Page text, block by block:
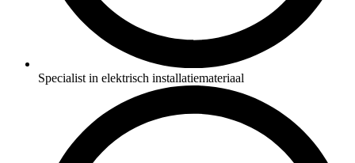
Specialist in elektrisch installatiemateriaal